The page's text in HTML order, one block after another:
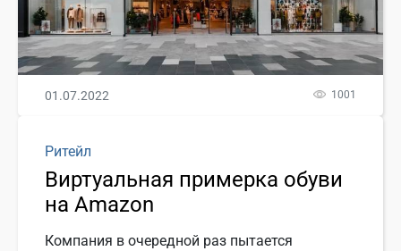
01.07.2022 1001
Ритейл
Виртуальная примерка обуви
на Amazon
Компания в очередной раз пытается